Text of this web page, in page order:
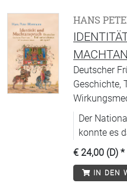
HANS
Deutscher
Geschichte,
Der
konnte es
€ 24,00 (D) *
IN DEN